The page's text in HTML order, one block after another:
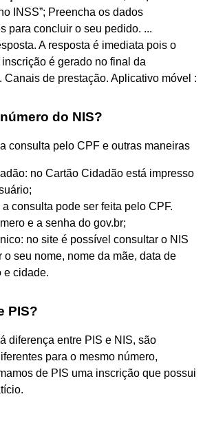
INSS”; Preencha os dados
para concluir o seu pedido. ...
A resposta é imediata pois o
é gerado no final da
Canais de prestação. Aplicativo móvel :
do NIS?
consulta pelo CPF e outras maneiras
no Cartão Cidadão está impresso
a consulta pode ser feita pelo CPF.
e a senha do gov.br;
no site é possível consultar o NIS
o seu nome, nome da mãe, data de
e cidade.
PIS?
diferença entre PIS e NIS, são
para o mesmo número,
de PIS uma inscrição que possui